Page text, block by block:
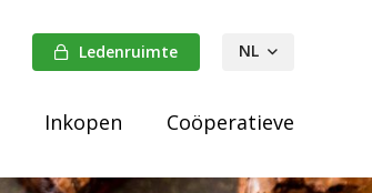
Inkopen Coöperatieve
Ledenruimte
NL
DE